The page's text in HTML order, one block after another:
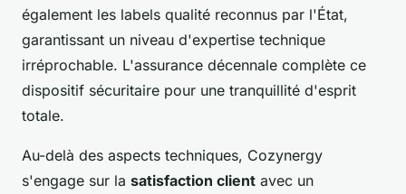
également les labels qualité reconnus par l'État,
garantissant un niveau d'expertise technique
irréprochable. L'assurance décennale complète ce
dispositif sécuritaire pour une tranquillité d'esprit
totale.
Au-delà des aspects techniques, Cozynergy
s'engage sur la satisfaction client avec un